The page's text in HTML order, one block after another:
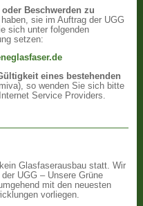
Beschwerden zu
haben, sie im Auftrag der UGG
sich unter folgenden
setzen:
eines bestehenden
so wenden Sie sich bitte
Service Providers.
Glasfaserausbau statt. Wir
UGG – Unsere Grüne
mit den neuesten
vorliegen.